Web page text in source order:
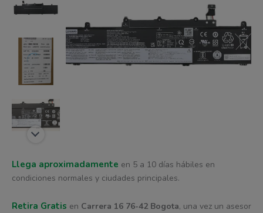
Llega aproximadamente en 5 a 10 días hábiles en
condiciones normales y ciudades principales.
Retira Gratis en Carrera 16 76-42 Bogota, una vez un asesor
$ 360.647.$ 344.082.
cantidad